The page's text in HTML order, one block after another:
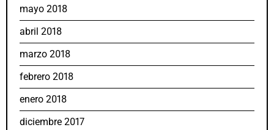
mayo 2018
abril 2018
marzo 2018
febrero 2018
enero 2018
diciembre 2017